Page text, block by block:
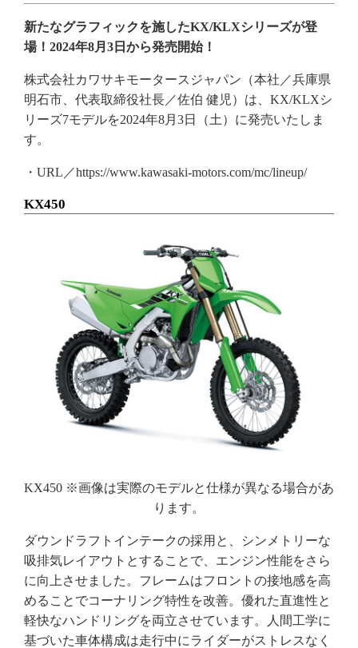
新たなグラフィックを施したKX/KLXシリーズが登
場！2024年8月3日から発売開始！
株式会社カワサキモータースジャパン（本社／兵庫県
明石市、代表取締役社長／佐伯 健児）は、KX/KLXシ
リーズ7モデルを2024年8月3日（土）に発売いたしま
す。
・URL／https://www.kawasaki-motors.com/mc/lineup/
KX450
KX450 ※画像は実際のモデルと仕様が異なる場合があ
ります。
ダウンドラフトインテークの採用と、シンメトリーな
吸排気レイアウトとすることで、エンジン性能をさら
に向上させました。フレームはフロントの接地感を高
めることでコーナリング特性を改善。優れた直進性と
軽快なハンドリングを両立させています。人間工学に
基づいた車体構成は走行中にライダーがストレスなく